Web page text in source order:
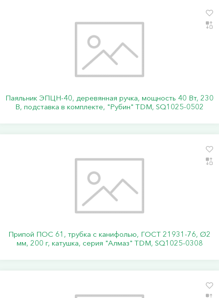
Паяльник ЭПЦН-40, деревянная ручка, мощность 40 Вт, 230
В, подставка в комплекте, "Рубин" TDM, SQ1025-0502
Припой ПОС 61, трубка с канифолью, ГОСТ 21931-76, Ø2
мм, 200 г, катушка, серия "Алмаз" TDM, SQ1025-0308